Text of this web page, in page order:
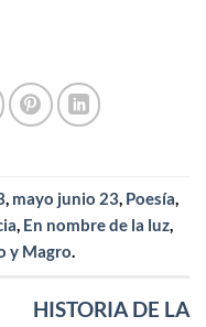
, mayo junio 23, Poesía,
, En nombre de la luz,
y Magro.
HISTORIA DE LA